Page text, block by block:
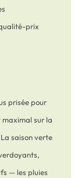
prix
prisée pour
maximal sur la
saison verte
— les pluies